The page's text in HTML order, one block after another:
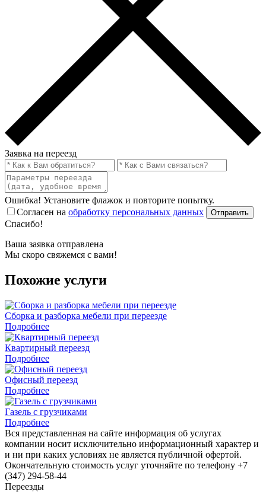
Заявка на переезд
Ошибка! Установите флажок и повторите попытку.
Согласен на обработку персональных данных Отправить
Спасибо!
Ваша заявка отправлена
Мы скоро свяжемся с вами!
Похожие услуги
Сборка и разборка мебели при переезде
Подробнее
Квартирный переезд
Подробнее
Офисный переезд
Подробнее
Газель с грузчиками
Подробнее
Вся представленная на сайте информация об услугах
компании носит исключительно информационный характер и
и ни при каких условиях не является публичной офертой.
Окончательную стоимость услуг уточняйте по телефону +7
(347) 294-58-44
Переезды